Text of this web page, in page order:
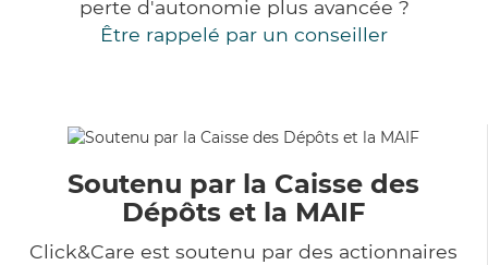
perte d'autonomie plus avancée ?
Être rappelé par un conseiller
Soutenu par la Caisse des
Dépôts et la MAIF
Click&Care est soutenu par des actionnaires